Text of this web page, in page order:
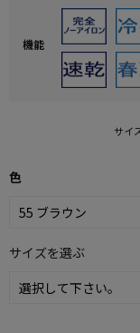
機能
サイ
色
サイズを選ぶ